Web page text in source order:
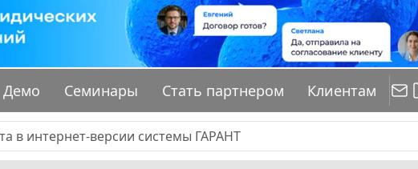
Демо Семинары Стать партнером Клиентам